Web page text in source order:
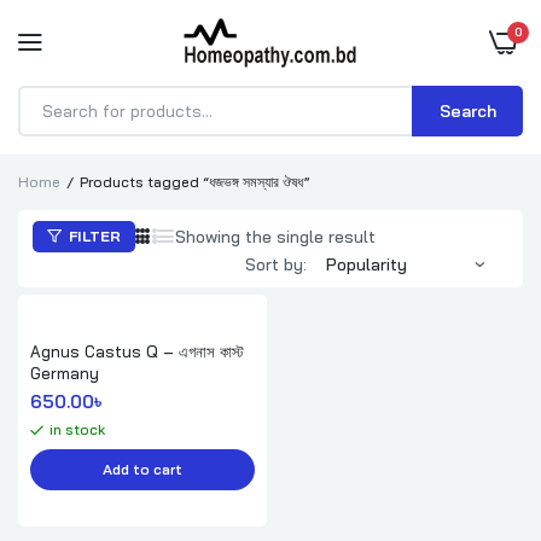
0
Products
Search
Home Products tagged “ধজভঙ্গ সমস্যার ঔষধ”
FILTER
Showing the single result
Sort by:
Agnus Castus Q – এগনাস কাস্ট
Germany
650.00৳
in stock
Add to cart